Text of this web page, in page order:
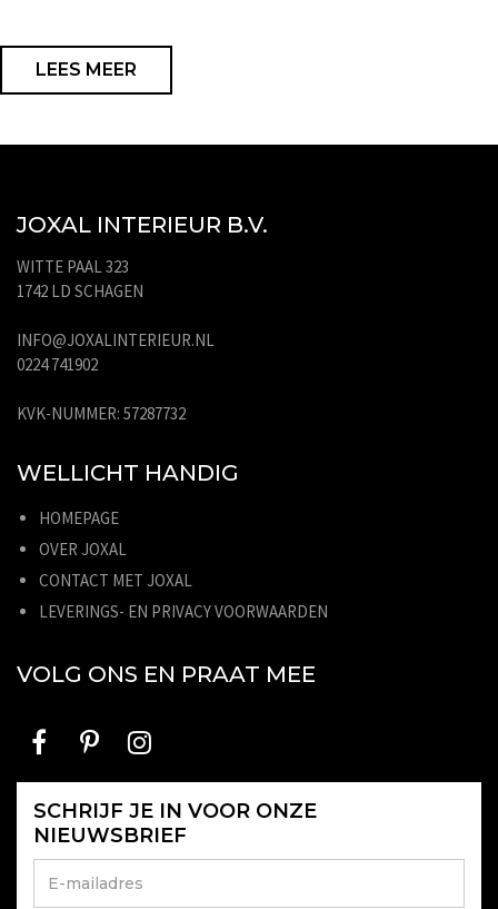
LEES MEER
JOXAL INTERIEUR B.V.
WITTE PAAL 323
1742 LD SCHAGEN
INFO@JOXALINTERIEUR.NL
0224 741902
KVK-NUMMER: 57287732
WELLICHT HANDIG
HOMEPAGE
OVER JOXAL
CONTACT MET JOXAL
LEVERINGS- EN PRIVACY VOORWAARDEN
VOLG ONS EN PRAAT MEE
SCHRIJF JE IN VOOR ONZE
NIEUWSBRIEF